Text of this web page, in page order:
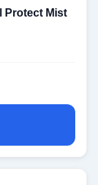
Protect Mist